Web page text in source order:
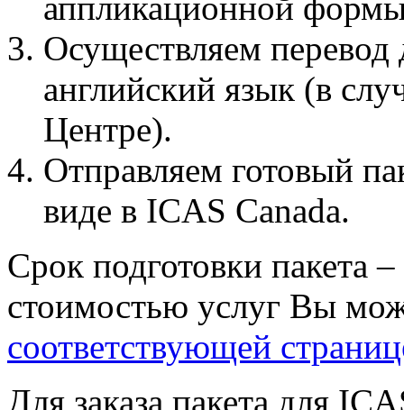
Осуществляем перевод
английский язык (в
Центре).
Отправляем готовый
виде в ICAS Canada.
Срок подготовки пакета
стоимостью услуг Вы
соответствующей
Для заказа пакета для